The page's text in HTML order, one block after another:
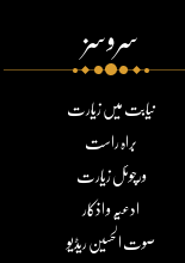
سروسز
نیابت میں زیارت
براہ راست
ورچوئل زیارت
ادعیہ و اذکار
صوت الحسین ریڈیو